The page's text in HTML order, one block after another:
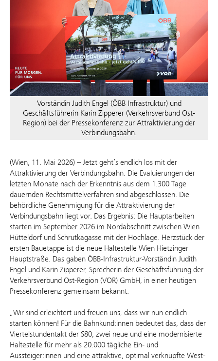
Vorständin Judith Engel (ÖBB Infrastruktur) und
Geschäftsführerin Karin Zipperer (Verkehrsverbund Ost-
Region) bei der Pressekonferenz zur Attraktivierung der
Verbindungsbahn.
(Wien, 11. Mai 2026) – Jetzt geht’s endlich los mit der
Attraktivierung der Verbindungsbahn. Die Evaluierungen der
letzten Monate nach der Erkenntnis aus dem 1.300 Tage
dauernden Rechtsmittelverfahren sind abgeschlossen. Die
behördliche Genehmigung für die Attraktivierung der
Verbindungsbahn liegt vor. Das Ergebnis: Die Hauptarbeiten
starten im September 2026 im Nordabschnitt zwischen Wien
Hütteldorf und Schrutkagasse mit der Hochlage. Herzstück der
ersten Bauetappe ist die neue Haltestelle Wien Hietzinger
Hauptstraße. Das gaben ÖBB-Infrastruktur-Vorständin Judith
Engel und Karin Zipperer, Sprecherin der Geschäftsführung der
Verkehrsverbund Ost-Region (VOR) GmbH, in einer heutigen
Pressekonferenz gemeinsam bekannt.
„Wir sind erleichtert und freuen uns, dass wir nun endlich
starten können! Für die Bahnkund:innen bedeutet das, dass der
Viertelstundentakt der S80, zwei neue und eine modernisierte
Haltestelle für mehr als 20.000 tägliche Ein- und
Aussteiger:innen und eine attraktive, optimal verknüpfte West-